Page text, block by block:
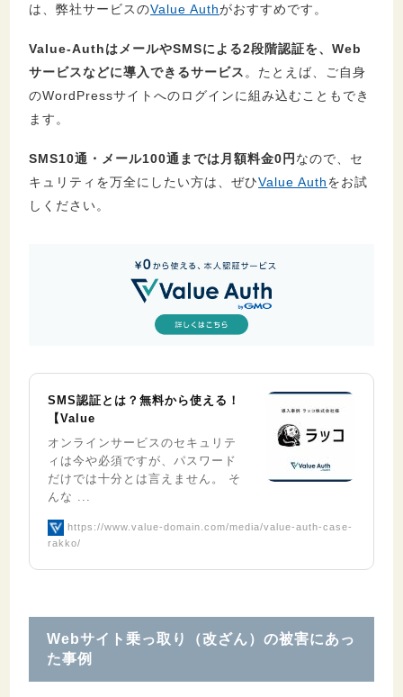
は、弊社サービスのValue Authがおすすめです。
Value-AuthはメールやSMSによる2段階認証を、Web
サービスなどに導入できるサービス 。たとえば、ご自身
のWordPressサイトへのログインに組み込むこともでき
ます。
SMS10通・メール100通までは月額料金0円 なので、セ
キュリティを万全にしたい方は、ぜひValue Authをお試
しください。
SMS認証とは？無料から使える！
【Value
オンラインサービスのセキュリテ
ィは今や必須ですが、パスワード
だけでは十分とは言えません。 そ
んな ...
https://www.value-domain.com/media/value-auth-case-
rakko/
Webサイト乗っ取り（改ざん）の被害にあっ
た事例